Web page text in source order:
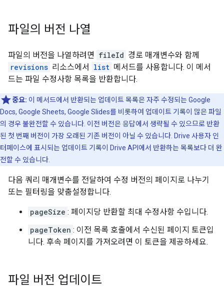
파일의 버전 나열
파일의 버전을 나열하려면 fileId 경로 매개변수와 함께
revisions 리소스에서 list 메서드를 사용합니다. 이 메서
드는 파일 수정사항 목록을 반환합니다.
중요: 이 메서드에서 반환되는 업데이트 목록은 자주 수정되는 Google
Docs, Google Sheets, Google Slides를 비롯하여 업데이트 기록이 많은 파일
의 경우 불완전할 수 있습니다. 이전 버전은 응답에서 생략될 수 있으므로 반환
된 첫 번째 버전이 가장 오래된 기존 버전이 아닐 수 있습니다. Drive 사용자 인
터페이스에 표시되는 업데이트 기록이 Drive API에서 반환하는 목록보다 더 완
전할 수 있습니다.
다음 쿼리 매개변수를 전달하여 수정 버전의 페이지로 나누기
또는 필터링을 맞춤설정합니다.
pageSize : 페이지당 반환할 최대 수정사항 수입니다.
pageToken : 이전 목록 호출에서 수신된 페이지 토큰입
니다. 후속 페이지를 가져오려면 이 토큰을 제공하세요.
파일 버전 업데이트